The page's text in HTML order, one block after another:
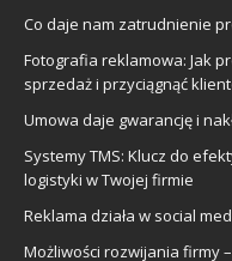
Co daje nam zatrudnienie
Fotografia reklamowa: Jak
sprzedaż i przyciągnąć
Umowa daje gwarancję i
Systemy TMS: Klucz do
logistyki w Twojej firmie
Reklama działa w social
Możliwości rozwijania firmy